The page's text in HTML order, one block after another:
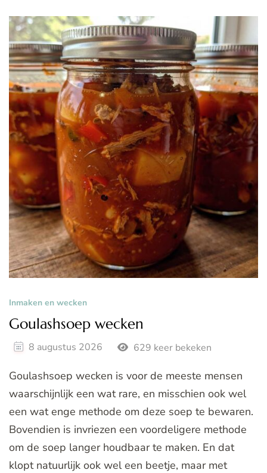
Inmaken en wecken
Goulashsoep wecken
8 augustus 2026 629 keer bekeken
Goulashsoep wecken is voor de meeste mensen
waarschijnlijk een wat rare, en misschien ook wel
een wat enge methode om deze soep te bewaren.
Bovendien is invriezen een voordeligere methode
om de soep langer houdbaar te maken. En dat
klopt natuurlijk ook wel een beetje, maar met